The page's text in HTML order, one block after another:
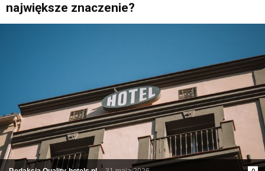
największe znaczenie?